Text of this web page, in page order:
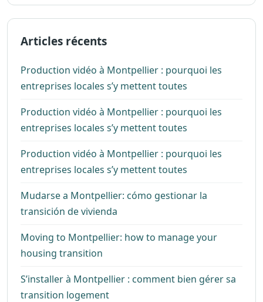
Articles récents
Production vidéo à Montpellier : pourquoi les
entreprises locales s’y mettent toutes
Production vidéo à Montpellier : pourquoi les
entreprises locales s’y mettent toutes
Production vidéo à Montpellier : pourquoi les
entreprises locales s’y mettent toutes
Mudarse a Montpellier: cómo gestionar la
transición de vivienda
Moving to Montpellier: how to manage your
housing transition
S’installer à Montpellier : comment bien gérer sa
transition logement